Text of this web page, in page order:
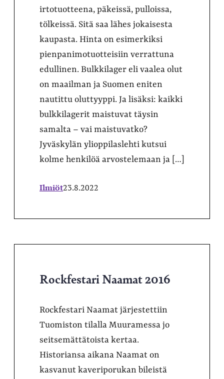
irtotuotteena, päkeissä, pulloissa,
tölkeissä. Sitä saa lähes jokaisesta
kaupasta. Hinta on esimerkiksi
pienpanimotuotteisiin verrattuna
edullinen. Bulkkilager eli vaalea olut
on maailman ja Suomen eniten
nautittu oluttyyppi. Ja lisäksi: kaikki
bulkkilagerit maistuvat täysin
samalta – vai maistuvatko?
Jyväskylän ylioppilaslehti kutsui
kolme henkilöä arvostelemaan ja […]
Ilmiöt23.8.2022
Rockfestari Naamat 2016
Rockfestari Naamat järjestettiin
Tuomiston tilalla Muuramessa jo
seitsemättätoista kertaa.
Historiansa aikana Naamat on
kasvanut kaveriporukan bileistä